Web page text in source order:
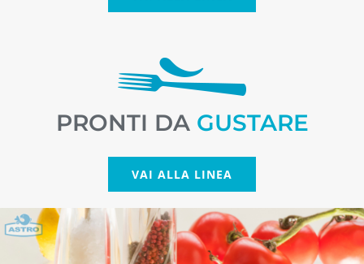
PRONTI DA GUSTARE
VAI ALLA LINEA